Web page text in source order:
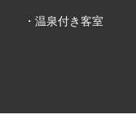
・温泉付き客室